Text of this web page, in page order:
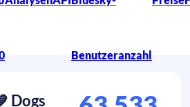
Benutzeranzahl
Dogs